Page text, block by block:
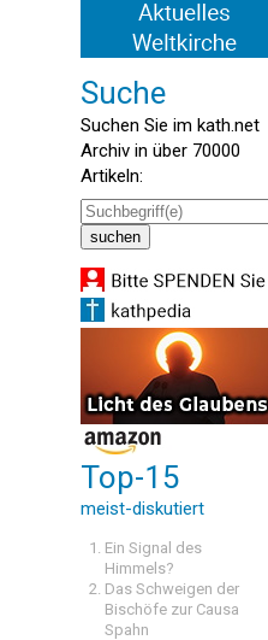
Suche
Suchen Sie im kath.net
Archiv in über 70000
Artikeln:
Top-15
meist-diskutiert
Ein Signal des
Himmels?
Das Schweigen der
Bischöfe zur Causa
Spahn